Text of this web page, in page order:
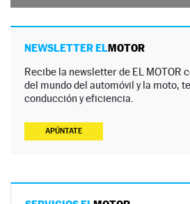
NEWSLETTER ELMOTOR
Recibe la newsletter de EL MOTOR
del mundo del automóvil y la moto,
conducción y eficiencia.
APÚNTATE